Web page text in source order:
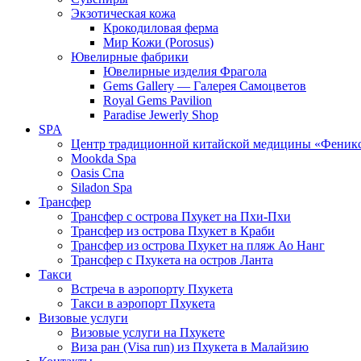
Экзотическая кожа
Крокодиловая ферма
Мир Кожи (Porosus)
Ювелирные фабрики
Ювелирные изделия Фрагола
Gems Gallery — Галерея Самоцветов
Royal Gems Pavilion
Paradise Jewerly Shop
SPA
Центр традиционной китайской медицины
Mookda Spa
Oasis Спа
Siladon Spa
Трансфер
Трансфер с острова Пхукет на Пхи-Пхи
Трансфер из острова Пхукет в Краби
Трансфер из острова Пхукет на пляж Ао Нанг
Трансфер с Пхукета на остров Ланта
Такси
Встреча в аэропорту Пхукета
Такси в аэропорт Пхукета
Визовые услуги
Визовые услуги на Пхукете
Виза ран (Visa run) из Пхукета в Малайзию